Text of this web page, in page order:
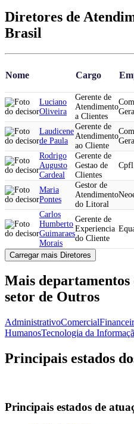
Diretores de
Brasil
Nome Cargo
Luciano
Oliveira
Gerente de
Atendimento
a Clientes
Laudicene
de Paula
Gerente de
Atendimento
ao Cliente
Rodrigo
Augusto
Cardeal
Gerente de
Gestao de
Clientes
Cpfl
Maria
Pontes
Gestor de
Atendimento
do Litoral
Carlos
Humberto
Guimaraes
Morais
Gerente de
Experiencia
do Cliente
Carregar mais Diretores
Mais departamentos
setor de Outros
AdministrativoComercial
HumanosTecnologia da
Principais estados
Principais estados de